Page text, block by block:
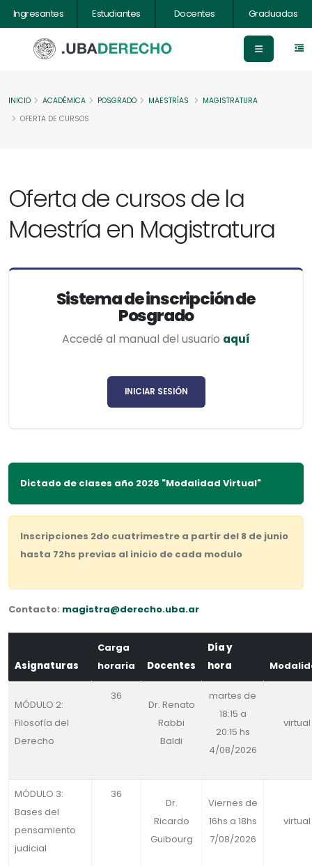
Ingresantes Estudiantes Docentes Graduadas
INICIO ACADÉMICA POSGRADO MAESTRÍAS
MAGISTRATURA
OFERTA DE CURSOS
Oferta de cursos de la
Maestría en Magistratura
Sistema de inscripción de
Posgrado
Accedé al manual del usuario aquí
INICIAR SESIÓN
Dictado de clases año 2026 "Modalidad Virtual"
Inscripciones 2do cuatrimestre a partir del 8 de junio
hasta 72hs previas al inicio de cada modulo
Contacto: magistra@derecho.uba.ar
Asignaturas
Carga
horaria
Docentes
Día y
hora
MÓDULO 2:
Filosofía del
Derecho
36
Dr. Renato
Rabbi
Baldi
martes de
18:15 a
20:15 hs
4/08/2026
virtual
MÓDULO 3:
Bases del
pensamiento
judicial
36
Dr.
Ricardo
Guibourg
Viernes de
16hs a 18hs
7/08/2026
virtual